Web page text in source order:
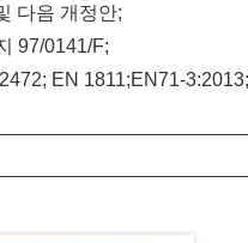
다음 개정안;
97/0141/F;
EN 1811;EN71-